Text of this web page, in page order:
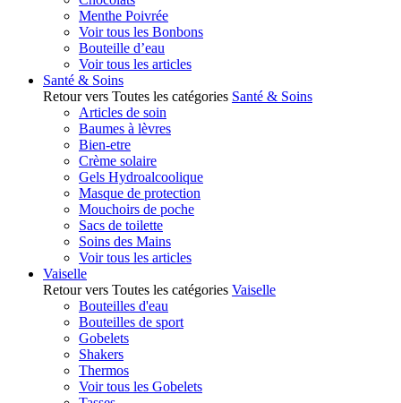
Menthe Poivrée
Voir tous les Bonbons
Bouteille d’eau
Voir tous les articles
Santé & Soins
Retour vers Toutes les catégories Santé & Soins
Articles de soin
Baumes à lèvres
Bien-etre
Crème solaire
Gels Hydroalcoolique
Masque de protection
Mouchoirs de poche
Sacs de toilette
Soins des Mains
Voir tous les articles
Vaiselle
Retour vers Toutes les catégories Vaiselle
Bouteilles d'eau
Bouteilles de sport
Gobelets
Shakers
Thermos
Voir tous les Gobelets